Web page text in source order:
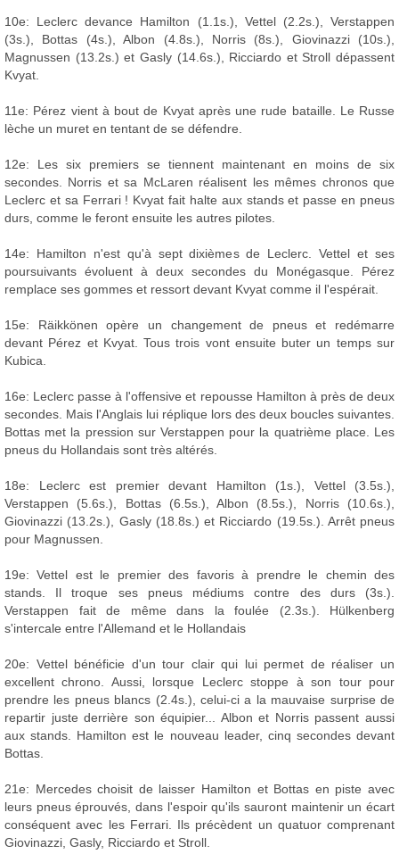
10e: Leclerc devance Hamilton (1.1s.), Vettel (2.2s.), Verstappen
(3s.), Bottas (4s.), Albon (4.8s.), Norris (8s.), Giovinazzi (10s.),
Magnussen (13.2s.) et Gasly (14.6s.), Ricciardo et Stroll dépassent
Kvyat.
11e: Pérez vient à bout de Kvyat après une rude bataille. Le Russe
lèche un muret en tentant de se défendre.
12e: Les six premiers se tiennent maintenant en moins de six
secondes. Norris et sa McLaren réalisent les mêmes chronos que
Leclerc et sa Ferrari ! Kvyat fait halte aux stands et passe en pneus
durs, comme le feront ensuite les autres pilotes.
14e: Hamilton n'est qu'à sept dixièmes de Leclerc. Vettel et ses
poursuivants évoluent à deux secondes du Monégasque. Pérez
remplace ses gommes et ressort devant Kvyat comme il l'espérait.
15e: Räikkönen opère un changement de pneus et redémarre
devant Pérez et Kvyat. Tous trois vont ensuite buter un temps sur
Kubica.
16e: Leclerc passe à l'offensive et repousse Hamilton à près de deux
secondes. Mais l'Anglais lui réplique lors des deux boucles suivantes.
Bottas met la pression sur Verstappen pour la quatrième place. Les
pneus du Hollandais sont très altérés.
18e: Leclerc est premier devant Hamilton (1s.), Vettel (3.5s.),
Verstappen (5.6s.), Bottas (6.5s.), Albon (8.5s.), Norris (10.6s.),
Giovinazzi (13.2s.), Gasly (18.8s.) et Ricciardo (19.5s.). Arrêt pneus
pour Magnussen.
19e: Vettel est le premier des favoris à prendre le chemin des
stands. Il troque ses pneus médiums contre des durs (3s.).
Verstappen fait de même dans la foulée (2.3s.). Hülkenberg
s'intercale entre l'Allemand et le Hollandais
20e: Vettel bénéficie d'un tour clair qui lui permet de réaliser un
excellent chrono. Aussi, lorsque Leclerc stoppe à son tour pour
prendre les pneus blancs (2.4s.), celui-ci a la mauvaise surprise de
repartir juste derrière son équipier... Albon et Norris passent aussi
aux stands. Hamilton est le nouveau leader, cinq secondes devant
Bottas.
21e: Mercedes choisit de laisser Hamilton et Bottas en piste avec
leurs pneus éprouvés, dans l'espoir qu'ils sauront maintenir un écart
conséquent avec les Ferrari. Ils précèdent un quatuor comprenant
Giovinazzi, Gasly, Ricciardo et Stroll.